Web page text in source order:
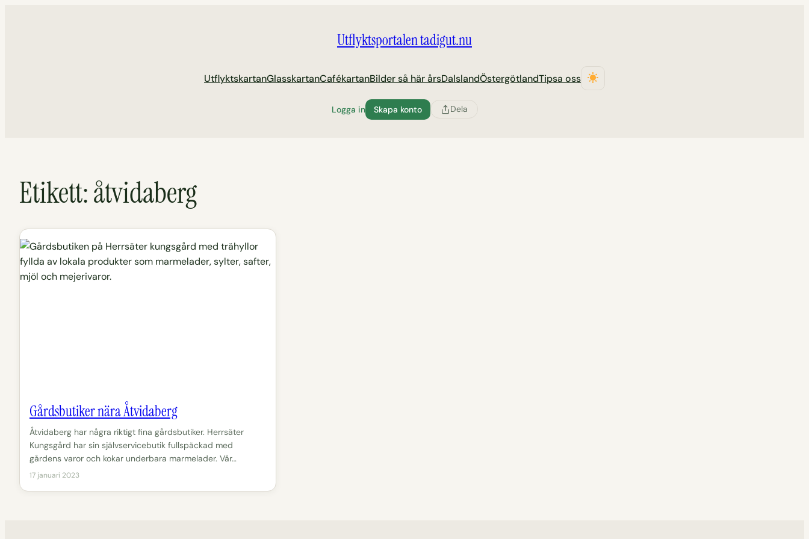
Utflyktsportalen tadigut.nu
UtflyktskartanGlasskartanCafékartanBilder så här årsDalslandÖstergötlandTipsa oss
Logga in Skapa konto Dela
Etikett:åtvidaberg
Gårdsbutiker nära Åtvidaberg
Åtvidaberg har några riktigt fina gårdsbutiker. Herrsäter
Kungsgård har sin självservicebutik fullspäckad med
gårdens varor och kokar underbara marmelader. Vår…
17 januari 2023